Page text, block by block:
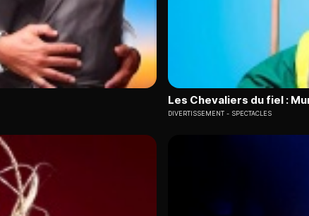
Les Chevaliers du fiel :
DIVERTISSEMENT SPECTACLES